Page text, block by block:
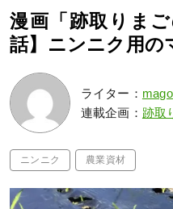
漫画「跡取りま
話】ニンニク用の
ライター： mago
連載企画： 跡取
ニンニク 農業資材